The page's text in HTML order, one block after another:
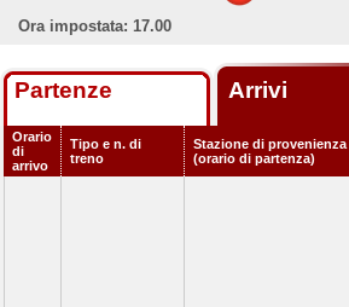
Ora impostata: 17.00
Partenze Arrivi
Orario
di
arrivo
Tipo e n. di
treno
Stazione di provenienza
(orario di partenza)